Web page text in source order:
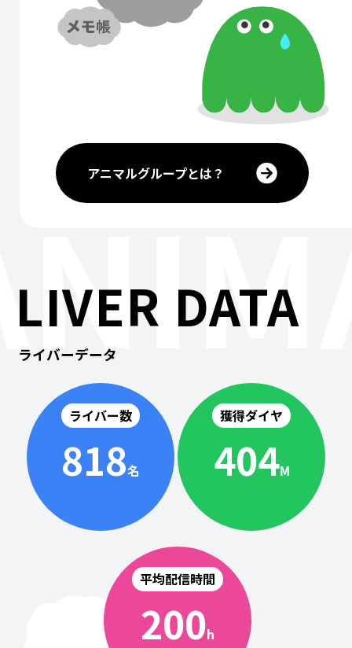
アニマルグループとは？
LIVER DATA
ライバーデータ
ライバー数
818名
獲得ダイヤ
404M
平均配信時間
200h